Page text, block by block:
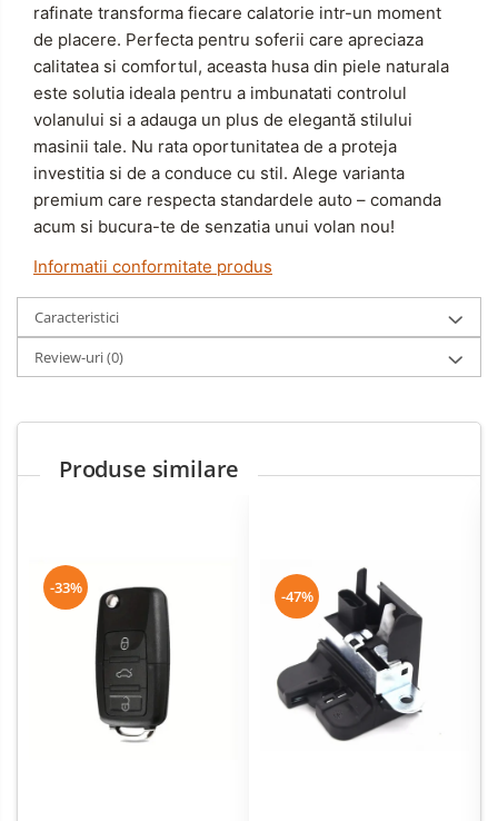
rafinate transforma fiecare calatorie intr-un moment
de placere. Perfecta pentru soferii care apreciaza
calitatea si comfortul, aceasta husa din piele naturala
este solutia ideala pentru a imbunatati controlul
volanului si a adauga un plus de elegantă stilului
masinii tale. Nu rata oportunitatea de a proteja
investitia si de a conduce cu stil. Alege varianta
premium care respecta standardele auto – comanda
acum si bucura-te de senzatia unui volan nou!
Informatii conformitate produs
Caracteristici
Review-uri(0)
Produse similare
-33% -47%